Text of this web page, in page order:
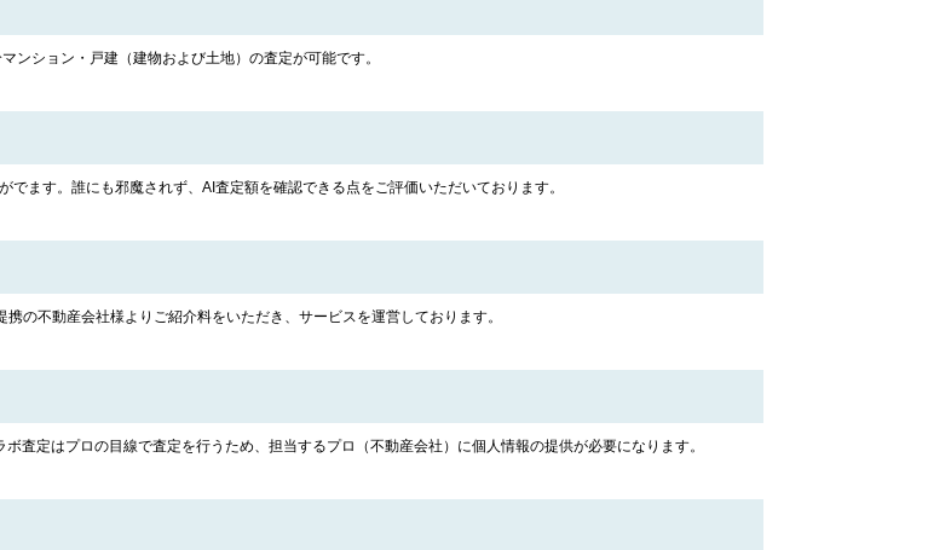
ション・戸建（建物および土地）の査定が可能です。
ます。誰にも邪魔されず、AI査定額を確認できる点をご評価いただいております。
の不動産会社様よりご紹介料をいただき、サービスを運営しております。
査定はプロの目線で査定を行うため、担当するプロ（不動産会社）に個人情報の提供が必要になります。